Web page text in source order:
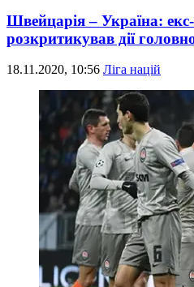
Швейцарія – Україна:
розкритикував дії
18.11.2020, 10:56 Ліга націй